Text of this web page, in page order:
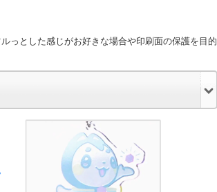
っとした感じがお好きな場合や印刷面の保護を目的